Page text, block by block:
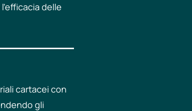
delle
cartacei con
gli